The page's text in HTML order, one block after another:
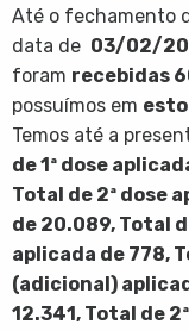
Até o fechamento
data de 03/02/
foram recebidas
possuímos em
Temos até a
de 1ª dose
Total de 2ª dose
de 20.089, Total
aplicada de 778,
(adicional)
12.341, Total de